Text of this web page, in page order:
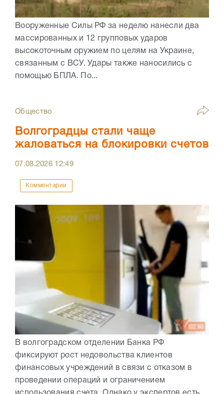
Вооруженные Силы РФ за неделю нанесли два
массированных и 12 групповых ударов
высокоточным оружием по целям на Украине,
связанным с ВСУ. Удары также наносились с
помощью БПЛА. По...
Общество
Волгоградцы стали чаще
жаловаться на блокировки счетов
07.08.2026 12:49
Комментарии
В волгоградском отделении Банка РФ
фиксируют рост недовольства клиентов
финансовых учреждений в связи с отказом в
проведении операций и ограничением
использования счета. Однако у экспертов есть